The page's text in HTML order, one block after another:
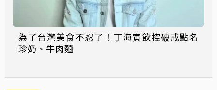
為了台灣美食不忍了！丁海寅飲控破戒點名
珍奶、牛肉麵